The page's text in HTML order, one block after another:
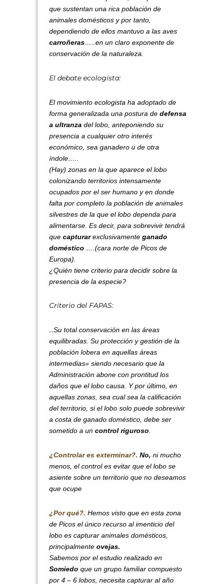
que sustentan una rica población de
animales domésticos y por tanto,
dependiendo de ellos mantuvo a las aves
carroñeras…..en un claro exponente de
conservación de la naturaleza.
El debate ecologista:
El movimiento ecologista ha adoptado de
forma generalizada una postura de defensa
a ultranza del lobo, anteponiendo su
presencia a cualquier otro interés
económico, sea ganadero u de otra
índole…..
(Hay) zonas en la que aparece el lobo
colonizando territorios intensamente
ocupados por el ser humano y en donde
falta por completo la población de animales
silvestres de la que el lobo dependa para
alimentarse. Es decir, para sobrevivir tendrá
que capturarexclusivamente ganado
doméstico ….(cara norte de Picos de
Europa).
¿Quién tiene criterio para decidir sobre la
presencia de la especie?
Criterio del FAPAS:
…Su total conservación en las áreas
equilibradas. Su protección y gestión de la
población lobera en aquellas áreas
intermedias» siendo necesario que la
Administración abone con prontitud los
daños que el lobo causa. Y por último, en
aquellas zonas, sea cual sea la calificación
del territorio, si el lobo solo puede sobrevivir
a costa de ganado doméstico, debe ser
sometido a un control riguroso.
¿Controlar es exterminar?. No, ni mucho
menos, el control es evitar que el lobo se
asiente sobre un territorio que no deseamos
que ocupe
¿Por qué?. Hemos visto que en esta zona
de Picos el único recurso al imenticio del
lobo es capturar animales domésticos,
principalmente ovejas.
Sabemos por el estudio realizado en
Somiedo que un grupo familiar compuesto
por 4 – 6 lobos, necesita capturar al año